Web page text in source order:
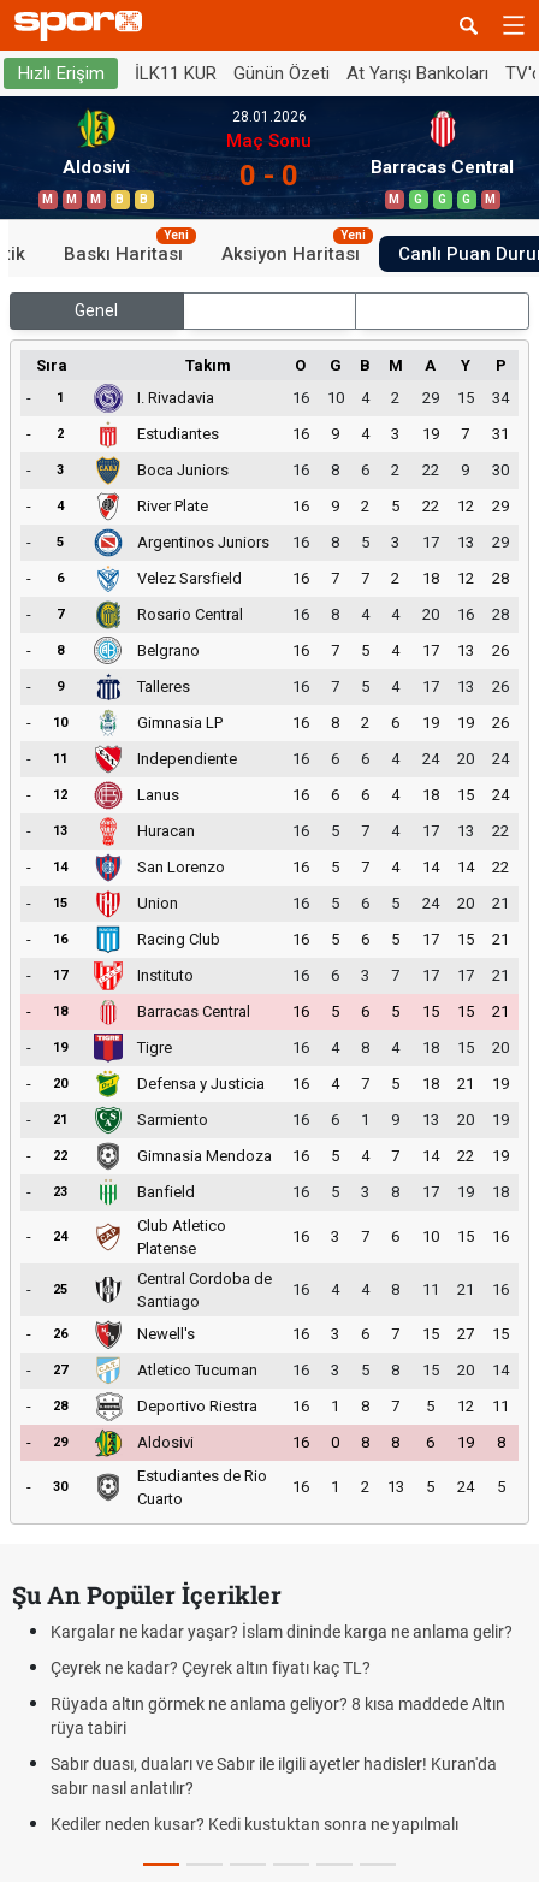
Hızlı Erişim İLK11 KUR Günün Özeti At Yarışı Bankoları
Aldosivi
M M M B B
28.01.2026
Maç Sonu
0 - 0 Barracas Central
M G G G M
Baskı Haritası
Yeni
Aksiyon Haritası
Yeni
Canlı Puan
Genel
Sıra Takım O G B M A Y
P
-
1 I. Rivadavia 16 10 4 2 29 15
34
-
2 Estudiantes 16 9 4 3 19 7
31
-
3 Boca Juniors 16 8 6 2 22 9
30
-
4 River Plate 16 9 2 5 22 12
29
-
5 Argentinos Juniors 16 8 5 3 17 13
29
-
6 Velez Sarsfield 16 7 7 2 18 12
28
-
7 Rosario Central 16 8 4 4 20 16
28
-
8 Belgrano 16 7 5 4 17 13
26
-
9 Talleres 16 7 5 4 17 13
26
-
10 Gimnasia LP 16 8 2 6 19 19
26
-
11 Independiente 16 6 6 4 24 20
24
-
12 Lanus 16 6 6 4 18 15
24
-
13 Huracan 16 5 7 4 17 13
22
-
14 San Lorenzo 16 5 7 4 14 14
22
-
15 Union 16 5 6 5 24 20
21
-
16 Racing Club 16 5 6 5 17 15
21
-
17 Instituto 16 6 3 7 17 17
21
-
18 Barracas Central 16 5 6 5 15 15
21
-
19 Tigre 16 4 8 4 18 15
20
-
20 Defensa y Justicia 16 4 7 5 18 21
19
-
21 Sarmiento 16 6 1 9 13 20
19
-
22 Gimnasia Mendoza 16 5 4 7 14 22
19
-
23 Banfield 16 5 3 8 17 19 18
- 24
Club Atletico
Platense
16 3 7 6 10 15 16
- 25
Central Cordoba de
Santiago
16 4 4 8 11 21 16
- 26 Newell's 16 3 6 7 15 27
15
-
27 Atletico Tucuman 16 3 5 8 15 20
14
-
28 Deportivo Riestra 16 1 8 7 5 12
11
-
29 Aldosivi 16 0 8 8 6 19 8
- 30
Estudiantes de Rio
Cuarto
16 1 2 13 5 24 5
Şu An Popüler İçerikler
Kargalar ne kadar yaşar? İslam dininde karga ne anlama gelir?
Çeyrek ne kadar? Çeyrek altın fiyatı kaç TL?
Rüyada altın görmek ne anlama geliyor? 8 kısa maddede Altın
rüya tabiri
Sabır duası, duaları ve Sabır ile ilgili ayetler hadisler! Kuran'da
sabır nasıl anlatılır?
Kediler neden kusar? Kedi kustuktan sonra ne yapılmalı